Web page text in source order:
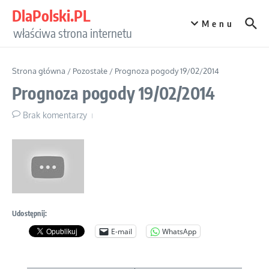
DlaPolski.PL
właściwa strona internetu
Menu
Strona główna / Pozostałe / Prognoza pogody 19/02/2014
Prognoza pogody 19/02/2014
Brak komentarzy
Udostępnij:
E-mail WhatsApp